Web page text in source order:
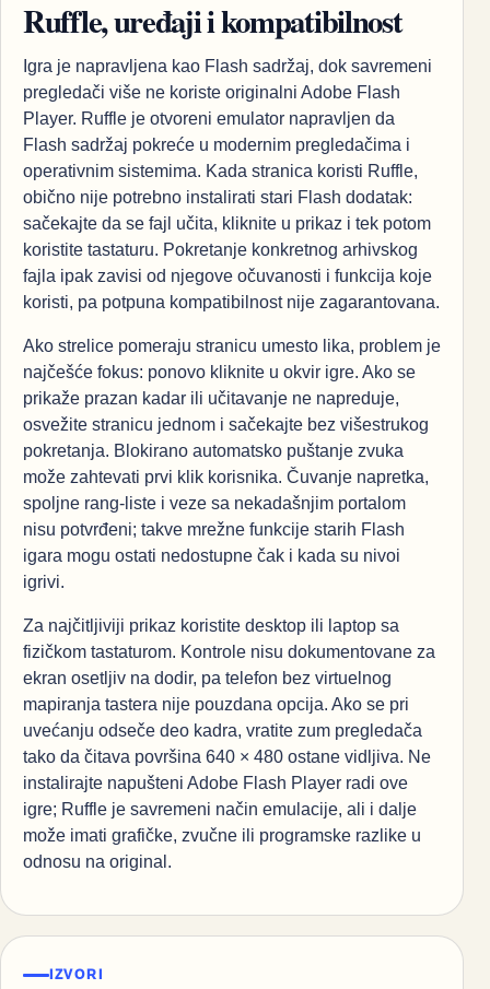
Ruffle, uređaji i kompatibilnost
Igra je napravljena kao Flash sadržaj, dok savremeni
pregledači više ne koriste originalni Adobe Flash
Player. Ruffle je otvoreni emulator napravljen da
Flash sadržaj pokreće u modernim pregledačima i
operativnim sistemima. Kada stranica koristi Ruffle,
obično nije potrebno instalirati stari Flash dodatak:
sačekajte da se fajl učita, kliknite u prikaz i tek potom
koristite tastaturu. Pokretanje konkretnog arhivskog
fajla ipak zavisi od njegove očuvanosti i funkcija koje
koristi, pa potpuna kompatibilnost nije zagarantovana.
Ako strelice pomeraju stranicu umesto lika, problem je
najčešće fokus: ponovo kliknite u okvir igre. Ako se
prikaže prazan kadar ili učitavanje ne napreduje,
osvežite stranicu jednom i sačekajte bez višestrukog
pokretanja. Blokirano automatsko puštanje zvuka
može zahtevati prvi klik korisnika. Čuvanje napretka,
spoljne rang-liste i veze sa nekadašnjim portalom
nisu potvrđeni; takve mrežne funkcije starih Flash
igara mogu ostati nedostupne čak i kada su nivoi
igrivi.
Za najčitljiviji prikaz koristite desktop ili laptop sa
fizičkom tastaturom. Kontrole nisu dokumentovane za
ekran osetljiv na dodir, pa telefon bez virtuelnog
mapiranja tastera nije pouzdana opcija. Ako se pri
uvećanju odseče deo kadra, vratite zum pregledača
tako da čitava površina 640 × 480 ostane vidljiva. Ne
instalirajte napušteni Adobe Flash Player radi ove
igre; Ruffle je savremeni način emulacije, ali i dalje
može imati grafičke, zvučne ili programske razlike u
odnosu na original.
IZVORI